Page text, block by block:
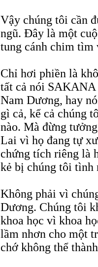
Vậy chúng tôi cần
ngũ. Đây là một
tung cánh chim tìm
Chỉ hơi phiền là
tất cả nói
Nam Dương, hay
gì cả, kể cả chúng
nào. Mà đừng
Lai vì họ đang tự
chứng tích riêng là
kẻ bị chúng tôi tình
Không phải vì
Dương. Chúng tôi
khoa học vì khoa
lầm nhơn cho một
chớ không thể